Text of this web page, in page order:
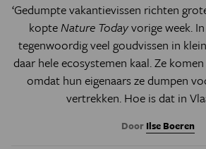
‘Gedumpte vakantievissen richten
kopteNature Todayvorige week.
tegenwoordig veel goudvissen in
daar hele ecosystemen kaal. Ze
omdat hun eigenaars ze dumpen
vertrekken. Hoe is dat in
Door Ilse Boeren